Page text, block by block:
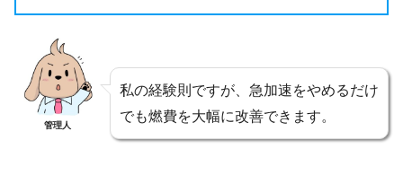
管理人
私の経験則ですが、急加速をやめるだけ
でも燃費を大幅に改善できます。